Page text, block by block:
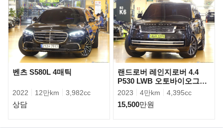
BMW 5시리즈의 전면부에 위치한 키드니 그릴은 상하좌우로 커지
면서 프론트 에이프론까지 이어졌다.
한층 날카로워진 헤드라이트는 과거부터 이어온 BMW만의 디자인
에 현대적인 요소를 더해 세련되게
변화했다.
벤츠 S580L 4매틱
2022 12만km 3,982cc
상담
랜드로버 레인지로버 4.4
P530 LWB 오토바이오그래
피
2023 4만km 4,395cc
15,500만원